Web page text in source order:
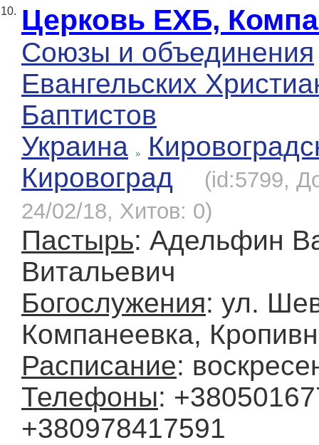
10. Церковь ЕХБ,
Союзы и объединения
Евангельских
Баптистов
Украина
Кировоград
(id:5799,
24/02/18, Хитов: 0)
Пастырь: Адельфин
Витальевич
Богослужения: ул.
Компанеевка,
Расписание:
Телефоны:
+380978417591